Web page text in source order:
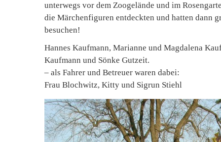
unterwegs vor dem Zoogelände und im
die Märchenfiguren entdeckten und hatten dann
besuchen!
Hannes Kaufmann, Marianne und Magdalena
Kaufmann und Sönke Gutzeit.
– als Fahrer und Betreuer waren dabei:
Frau Blochwitz, Kitty und Sigrun Stiehl